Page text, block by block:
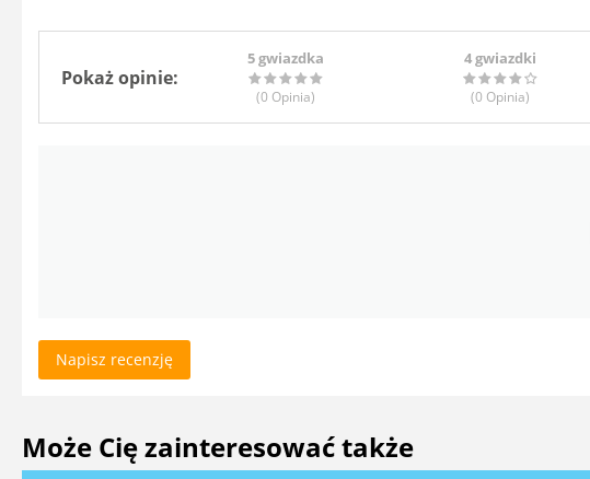
Pokaż opinie:
5 gwiazdka
(0 Opinia)
4 gwiazdki
(0 Opinia)
Napisz recenzję
Może Cię zainteresować także